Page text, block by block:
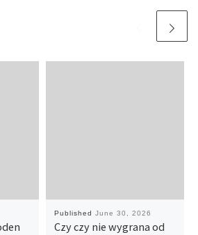
Published June 30, 2026
Czy czy nie wygrana od